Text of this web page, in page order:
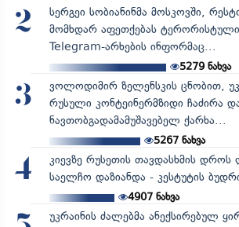
2
სერგეი სობიანინმა მოსკოვში,
მომხდარ აფეთქებას
Telegram-არხების ინფორმაც...
5279ნახვა
3
ვოლოდიმირ ზელენსკის ცნობით,
რუსული კონტეინერმზიდი ჩაძირა
ნავთობგადამამუშავებელ ქარხა...
5267ნახვა
4
კიევზე რუსეთის თავდასხმის დროს
საელჩო დაზიანდა - კესტუტის
4907ნახვა
უკრაინის ძალებმა ანექსირებულ